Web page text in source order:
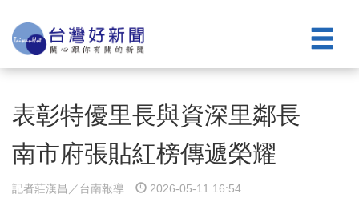
表彰特優里長與資深里鄰長
南市府張貼紅榜傳遞榮耀
記者莊漢昌／台南報導 2026-05-11 16:54